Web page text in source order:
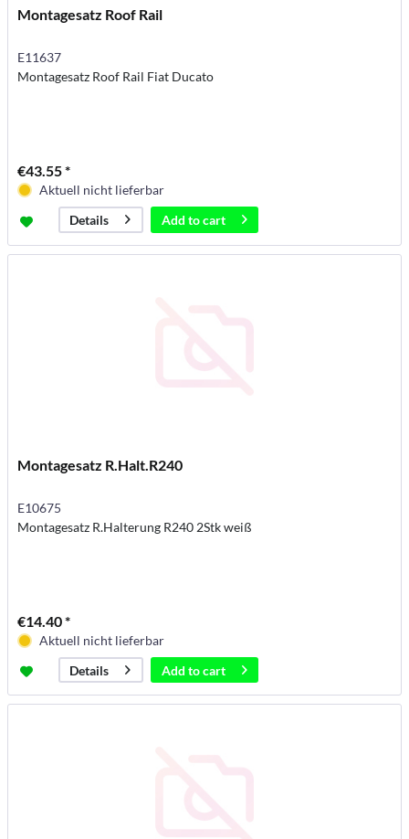
Montagesatz Roof Rail
E11637
Montagesatz Roof Rail Fiat Ducato
€43.55 *
Aktuell nicht lieferbar
Details
Add tocart
Montagesatz R.Halt.R240
E10675
Montagesatz R.Halterung R240 2Stk weiß
€14.40 *
Aktuell nicht lieferbar
Details
Add tocart